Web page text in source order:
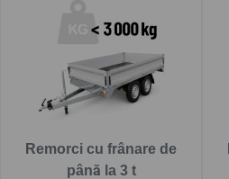
Remorci cu frânare de
până la 3 t